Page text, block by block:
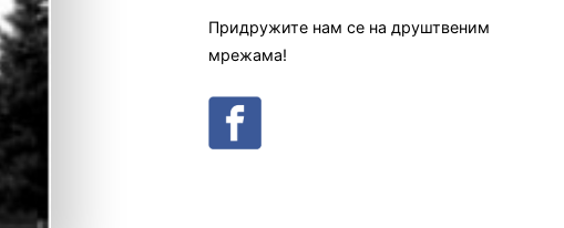
Придружите нам се на друштвеним
мрежама!